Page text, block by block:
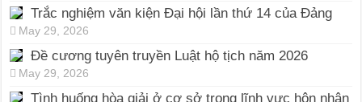
Trắc nghiệm văn kiện Đại hội lần thứ 14 của Đảng
May 29, 2026
Đề cương tuyên truyền Luật hộ tịch năm 2026
May 29, 2026
Tình huống hòa giải ở cơ sở trong lĩnh vực hôn nhân